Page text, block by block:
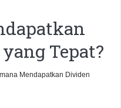
Tepat?
Mendapatkan Dividen